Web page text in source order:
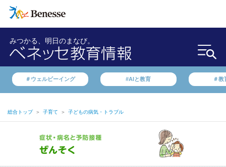
みつかる、明日のまなび。
＃ウェルビーイング #AIと教育 ＃教
総合トップ ＞ 子育て ＞ 子どもの病気・トラブル